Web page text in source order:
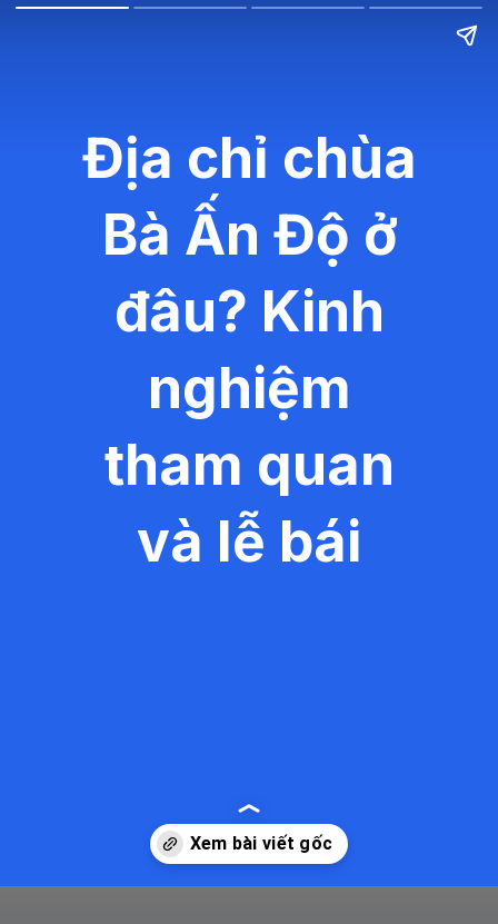
Địa chỉ chùa
Bà Ấn Độ ở
đâu? Kinh
nghiệm
tham quan
và lễ bái